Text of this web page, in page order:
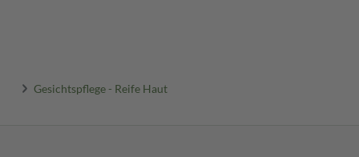
Gesichtspflege - Reife Haut